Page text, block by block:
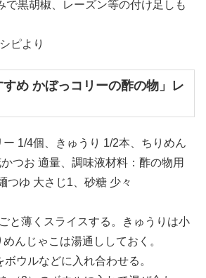
で黒胡椒、レーズン等の付け足しも
ピより
すめ かぼっコリーの酢の物」レ
ー 1/4個、きゅうり 1/2本、ちりめん
つお 適量、調味液材料：酢の物用
つゆ 大さじ1、砂糖 少々
と薄くスライスする。きゅうりは小
んじゃこは湯通ししておく。
ボウルなどに入れ合わせる。